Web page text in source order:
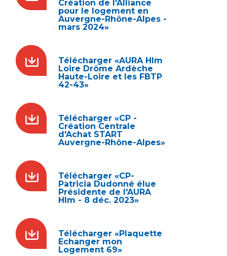
Création de l'Alliance
pour le logement en
Auvergne-Rhône-Alpes -
mars 2024»
Télécharger «AURA Hlm
Loire Drôme Ardèche
Haute-Loire et les FBTP
42-43»
Télécharger «CP -
Création Centrale
d'Achat START
Auvergne-Rhône-Alpes»
Télécharger «CP-
Patricia Dudonné élue
Présidente de l'AURA
Hlm - 8 déc. 2023»
Télécharger «Plaquette
Echanger mon
Logement 69»